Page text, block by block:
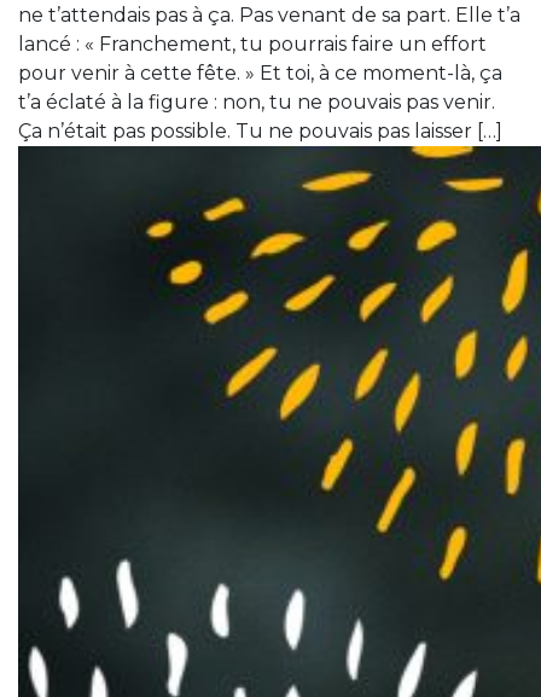
ne t’attendais pas à ça. Pas venant de sa part. Elle t’a
lancé : « Franchement, tu pourrais faire un effort
pour venir à cette fête. » Et toi, à ce moment-là, ça
t’a éclaté à la figure : non, tu ne pouvais pas venir.
Ça n’était pas possible. Tu ne pouvais pas laisser […]